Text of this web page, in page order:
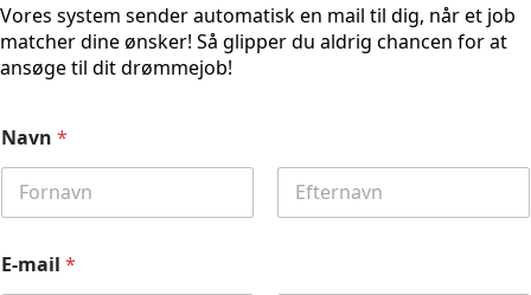
Vores system sender automatisk en mail til dig, når et job
matcher dine ønsker! Så glipper du aldrig chancen for at
ansøge til dit drømmejob!
Navn *
E-mail *